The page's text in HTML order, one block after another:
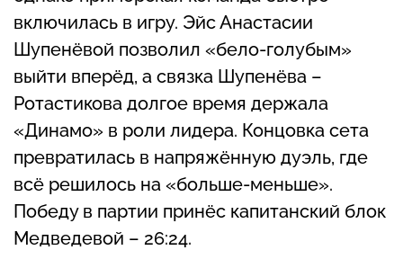
включилась в игру. Эйс Анастасии
Шупенёвой позволил «бело-голубым»
выйти вперёд, а связка Шупенёва –
Ротастикова долгое время держала
«Динамо» в роли лидера. Концовка сета
превратилась в напряжённую дуэль, где
всё решилось на «больше-меньше».
Победу в партии принёс капитанский блок
Медведевой – 26:24.